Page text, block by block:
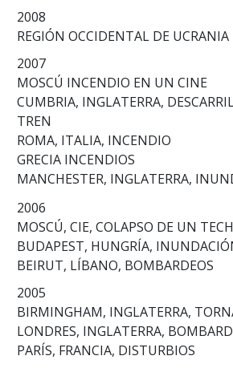
2008
REGIÓN OCCIDENTAL DE
2007
MOSCÚ INCENDIO EN UN CINE
CUMBRIA, INGLATERRA,
TREN
ROMA, ITALIA, INCENDIO
GRECIA INCENDIOS
MANCHESTER, INGLATERRA,
2006
MOSCÚ, CIE, COLAPSO DE UN
BUDAPEST, HUNGRÍA,
BEIRUT, LÍBANO, BOMBARDEOS
2005
BIRMINGHAM, INGLATERRA,
LONDRES, INGLATERRA,
PARÍS, FRANCIA, DISTURBIOS